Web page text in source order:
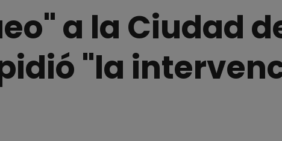
a la Ciudad
"la